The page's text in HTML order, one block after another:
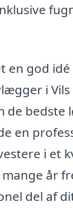
en god
i
de bedste
en
i et
år
del af